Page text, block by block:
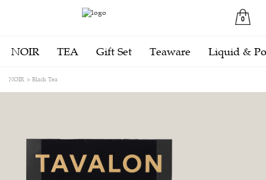
0
NOIR TEA Gift Set Teaware Liquid &
NOIR Black Tea